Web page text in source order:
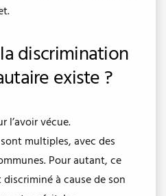
discrimination
existe ?
l’avoir vécue.
sont multiples, avec des
Pour autant, ce
discriminé à cause de son